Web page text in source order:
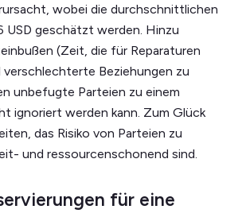
wobei die durchschnittlichen
USD geschätzt werden. Hinzu
(Zeit, die für Reparaturen
Beziehungen zu
unbefugte Parteien zu einem
ignoriert werden kann. Zum Glück
das Risiko von Parteien zu
und ressourcenschonend sind.
für eine